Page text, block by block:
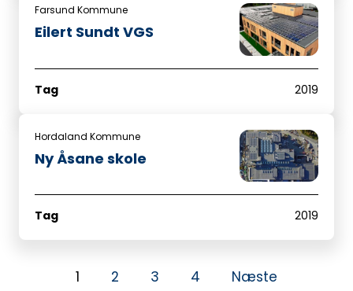
Farsund Kommune
Eilert Sundt VGS
Tag 2019
Hordaland Kommune
Ny Åsane skole
Tag 2019
1 2 3 4 Næste